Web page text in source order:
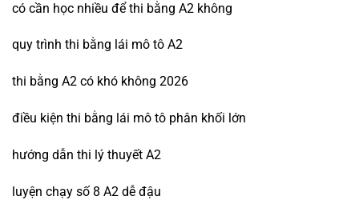
có cần học nhiều để thi bằng A2 không
quy trình thi bằng lái mô tô A2
thi bằng A2 có khó không 2026
điều kiện thi bằng lái mô tô phân khối lớn
hướng dẫn thi lý thuyết A2
luyện chạy số 8 A2 dễ đậu